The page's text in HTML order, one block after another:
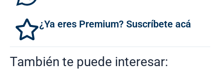
¿Ya eres Premium? Suscríbete acá
También te puede interesar: